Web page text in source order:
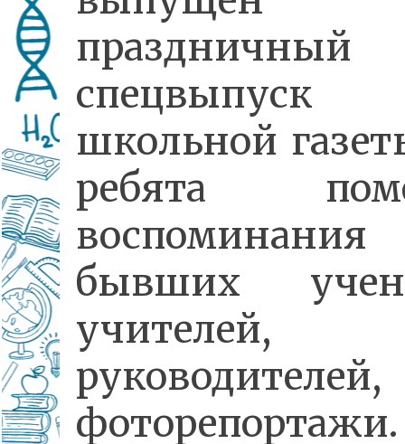
праздничный
спецвыпуск
школьной
ребята
воспоминания
бывших
учителей,
руководителей,
фоторепортажи.